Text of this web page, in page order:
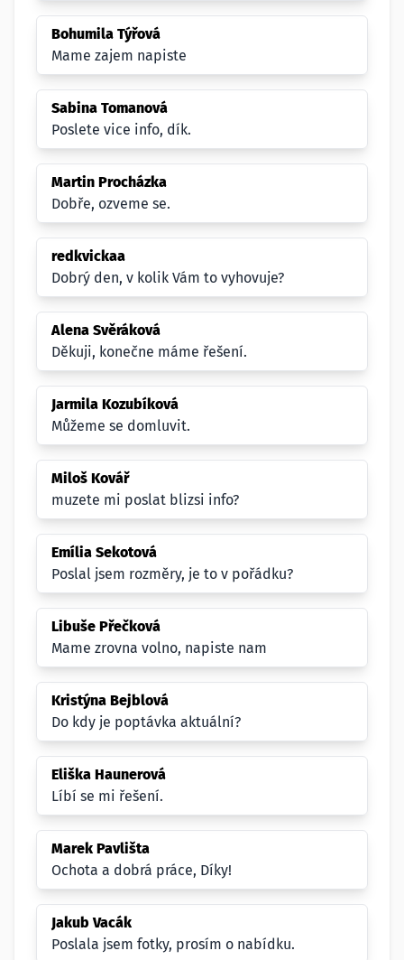
Bohumila Týřová
Mame zajem napiste
Sabina Tomanová
Poslete vice info, dík.
Martin Procházka
Dobře, ozveme se.
redkvickaa
Dobrý den, v kolik Vám to vyhovuje?
Alena Svěráková
Děkuji, konečne máme řešení.
Jarmila Kozubíková
Můžeme se domluvit.
Miloš Kovář
muzete mi poslat blizsi info?
Emília Sekotová
Poslal jsem rozměry, je to v pořádku?
Libuše Přečková
Mame zrovna volno, napiste nam
Kristýna Bejblová
Do kdy je poptávka aktuální?
Eliška Haunerová
Líbí se mi řešení.
Marek Pavlišta
Ochota a dobrá práce, Díky!
Jakub Vacák
Poslala jsem fotky, prosím o nabídku.